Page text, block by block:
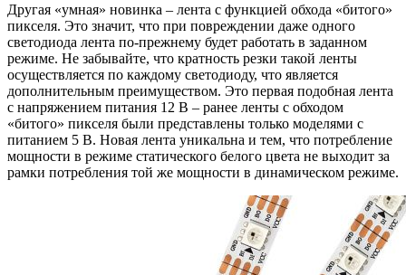
Другая «умная» новинка – лента с функцией обхода «битого»
пикселя. Это значит, что при повреждении даже одного
светодиода лента по-прежнему будет работать в заданном
режиме. Не забывайте, что кратность резки такой ленты
осуществляется по каждому светодиоду, что является
дополнительным преимуществом. Это первая подобная лента
с напряжением питания 12 В – ранее ленты с обходом
«битого» пикселя были представлены только моделями с
питанием 5 В. Новая лента уникальна и тем, что потребление
мощности в режиме статического белого цвета не выходит за
рамки потребления той же мощности в динамическом режиме.